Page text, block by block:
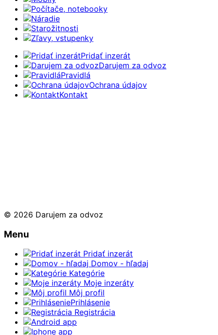
Počítače, notebooky
Náradie
Starožitnosti
Zľavy, vstupenky
Pridať inzerát
Darujem za odvoz
Pravidlá
Ochrana údajov
Kontakt
© 2026 Darujem za odvoz
Menu
Pridať inzerát
Domov - hľadaj
Kategórie
Moje inzeráty
Môj profil
Prihlásenie
Registrácia